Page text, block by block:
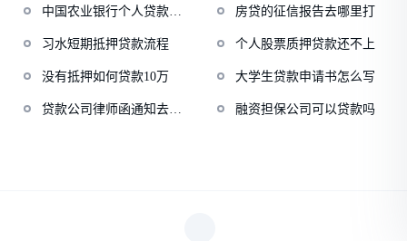
中国农业银行个人贷款中
房贷的征信报告去哪里打
习水短期抵押贷款流程 个人股票质押贷款还不上
没有抵押如何贷款10万 大学生贷款申请书怎么写
贷款公司律师函通知去法
融资担保公司可以贷款吗